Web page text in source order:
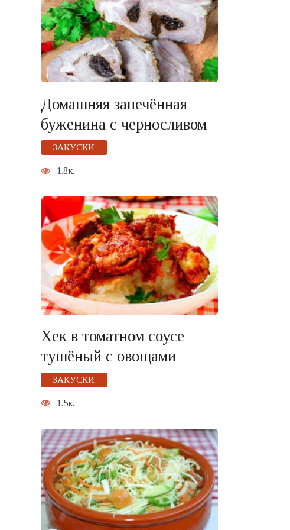
Домашняя запечённая
буженина с черносливом
ЗАКУСКИ
1.8к.
Хек в томатном соусе
тушёный с овощами
ЗАКУСКИ
1.5к.